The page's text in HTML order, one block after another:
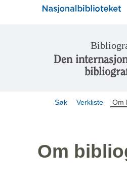
Den
Søk Verkliste Om
Om